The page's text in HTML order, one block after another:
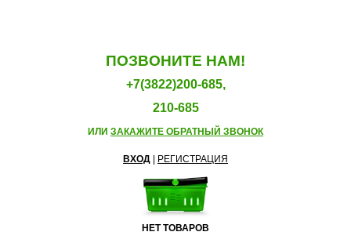
ПОЗВОНИТЕ НАМ!
+7(3822)200-685,
210-685
ИЛИ ЗАКАЖИТЕ ОБРАТНЫЙ ЗВОНОК
ВХОД РЕГИСТРАЦИЯ
НЕТ ТОВАРОВ